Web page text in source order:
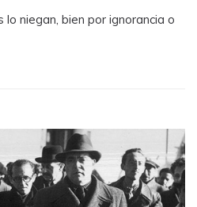
niegan, bien por ignorancia o